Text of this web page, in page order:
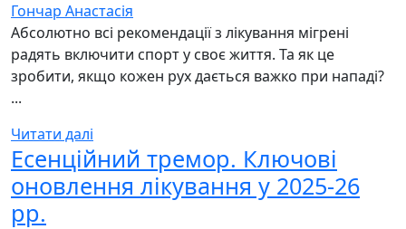
Гончар Анастасія
Абсолютно всі рекомендації з лікування мігрені
радять включити спорт у своє життя. Та як це
зробити, якщо кожен рух дається важко при нападі?
...
Читати далі
Есенційний тремор. Ключові
оновлення лікування у 2025-26
рр.